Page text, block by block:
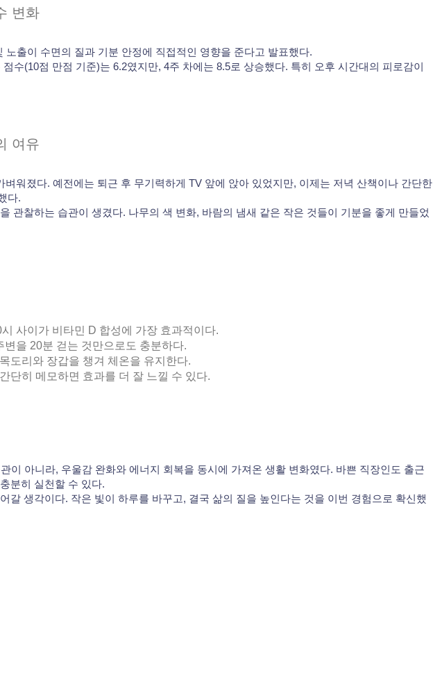
변화
노출이 수면의 질과 기분 안정에 직접적인 영향을 준다고 발표했다.
수(10점 만점 기준)는 6.2였지만, 4주 차에는 8.5로 상승했다. 특히 오후 시간대의 피로감이
여유
벼워졌다. 예전에는 퇴근 후 무기력하게 TV 앞에 앉아 있었지만, 이제는 저녁 산책이나 간단한
다.
관찰하는 습관이 생겼다. 나무의 색 변화, 바람의 냄새 같은 작은 것들이 기분을 좋게 만들었
사이가 비타민 D 합성에 가장 효과적이다.
변을 20분 걷는 것만으로도 충분하다.
도리와 장갑을 챙겨 체온을 유지한다.
단히 메모하면 효과를 더 잘 느낄 수 있다.
이 아니라, 우울감 완화와 에너지 회복을 동시에 가져온 생활 변화였다. 바쁜 직장인도 출근
분히 실천할 수 있다.
갈 생각이다. 작은 빛이 하루를 바꾸고, 결국 삶의 질을 높인다는 것을 이번 경험으로 확신했